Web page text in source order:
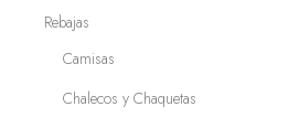
Rebajas
Camisas
Chalecos y Chaquetas